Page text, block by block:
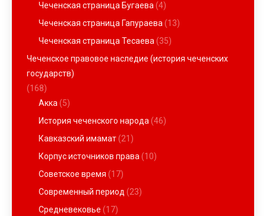
Чеченская страница Бугаева (4)
Чеченская страница Гапураева (13)
Чеченская страница Тесаева (35)
Чеченское правовое наследие (история чеченских
государств)
(168)
Акка (5)
История чеченского народа (46)
Кавказский имамат(21)
Корпус источников права (10)
Советское время (17)
Современный период (23)
Средневековье (17)